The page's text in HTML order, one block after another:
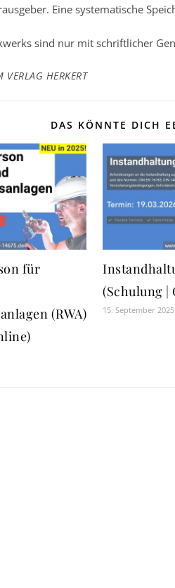
Eine systematische
sind nur mit schriftlicher
HERKERT
DAS KÖNNTE DICH
für
(RWA)
(Schulung |
15. September 2025